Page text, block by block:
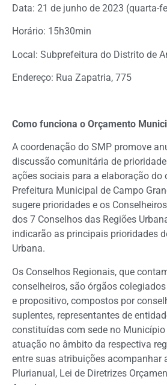
Data: 21 de junho de 2023 (quarta-
Horário: 15h30min
Local: Subprefeitura do Distrito de
Endereço: Rua Zapatria, 775
Como funciona o Orçamento
A coordenação do SMP promove
discussão comunitária de
ações sociais para a elaboração do
Prefeitura Municipal de Campo
sugere prioridades e os
dos 7 Conselhos das Regiões
indicarão as principais prioridades
Urbana.
Os Conselhos Regionais, que
conselheiros, são órgãos
e propositivo, compostos por
suplentes, representantes de
constituídas com sede no Município
atuação no âmbito da respectiva
entre suas atribuições acompanhar
Plurianual, Lei de Diretrizes